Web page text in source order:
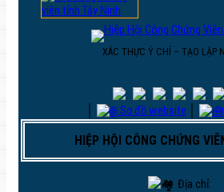
XÁC THỰC Ý CHÍ – TẠO LẬP
Sơ đồ website
HIỆP HỘI CÔNG CHỨNG
Địa chỉ: